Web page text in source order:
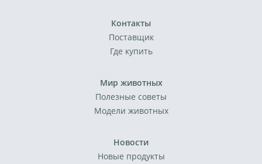
Контакты
Поставщик
Где купить
Мир животных
Полезные советы
Модели животных
Новости
Новые продукты